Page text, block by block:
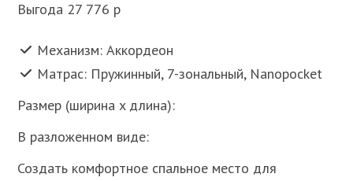
Выгода 27 776 p
Механизм: Аккордеон
Матрас: Пружинный, 7-зональный, Nanopocket
Размер (ширина x длина):
В разложенном виде:
Создать комфортное спальное место для